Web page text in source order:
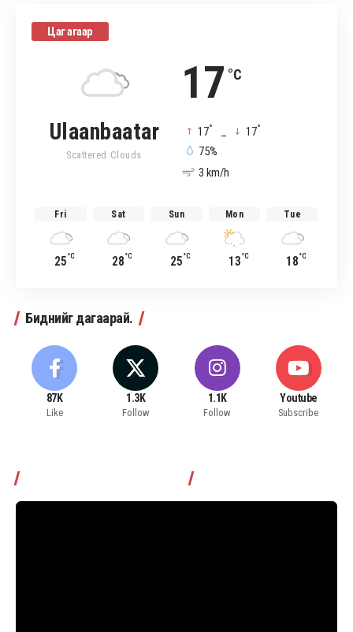
Цаг агаар
17 °C
Ulaanbaatar
Scattered Clouds
17° 17°
75%
3 km/h
Fri
25°C
Sat
28°C
Sun
25°C
Mon
13°C
Tue
18°C
Биднийг дагаарай.
87K
Like
1.3K
Follow
1.1K
Follow
Youtube
Subscribe